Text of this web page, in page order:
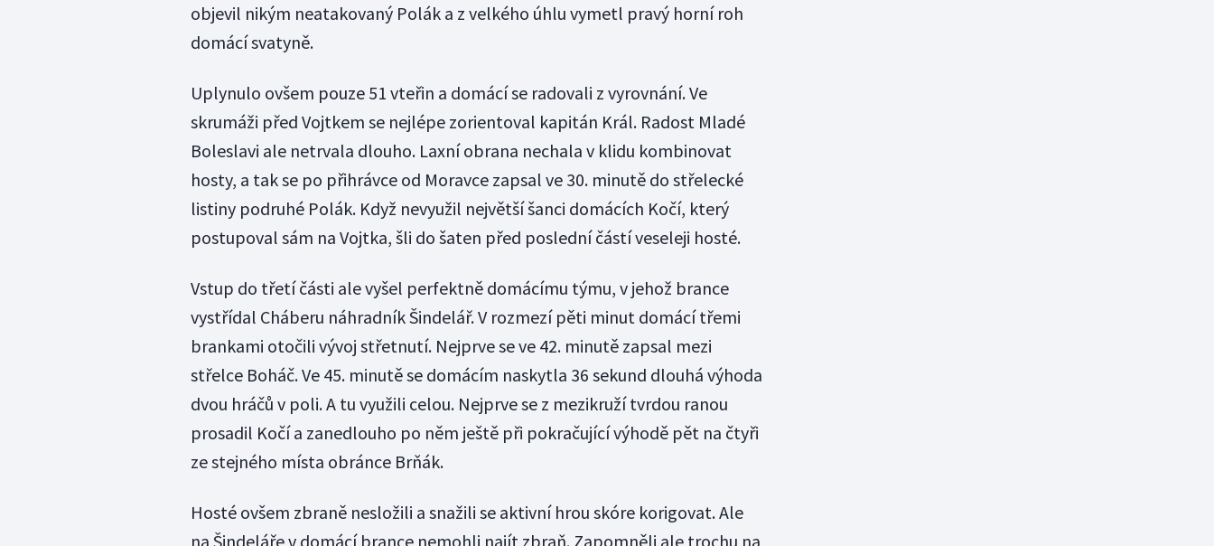
objevil nikým neatakovaný Polák a z velkého úhlu vymetl pravý horní roh
domácí svatyně.
Uplynulo ovšem pouze 51 vteřin a domácí se radovali z vyrovnání. Ve
skrumáži před Vojtkem se nejlépe zorientoval kapitán Král. Radost Mladé
Boleslavi ale netrvala dlouho. Laxní obrana nechala v klidu kombinovat
hosty, a tak se po přihrávce od Moravce zapsal ve 30. minutě do střelecké
listiny podruhé Polák. Když nevyužil největší šanci domácích Kočí, který
postupoval sám na Vojtka, šli do šaten před poslední částí veseleji hosté.
Vstup do třetí části ale vyšel perfektně domácímu týmu, v jehož brance
vystřídal Cháberu náhradník Šindelář. V rozmezí pěti minut domácí třemi
brankami otočili vývoj střetnutí. Nejprve se ve 42. minutě zapsal mezi
střelce Boháč. Ve 45. minutě se domácím naskytla 36 sekund dlouhá výhoda
dvou hráčů v poli. A tu využili celou. Nejprve se z mezikruží tvrdou ranou
prosadil Kočí a zanedlouho po něm ještě při pokračující výhodě pět na čtyři
ze stejného místa obránce Brňák.
Hosté ovšem zbraně nesložili a snažili se aktivní hrou skóre korigovat. Ale
na Šindeláře v domácí brance nemohli najít zbraň. Zapomněli ale trochu na